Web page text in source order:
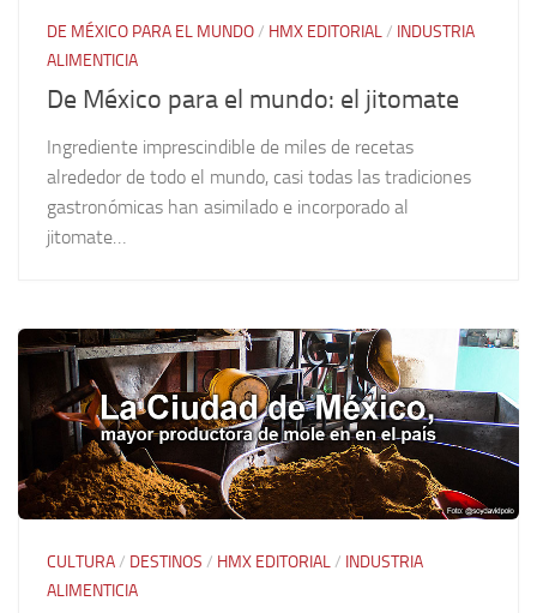
DE MÉXICO PARA EL MUNDO/ HMX EDITORIAL/ INDUSTRIA
ALIMENTICIA
De México para el mundo: el jitomate
Ingrediente imprescindible de miles de recetas
alrededor de todo el mundo, casi todas las tradiciones
gastronómicas han asimilado e incorporado al
jitomate…
CULTURA/ DESTINOS / HMX EDITORIAL/ INDUSTRIA
ALIMENTICIA